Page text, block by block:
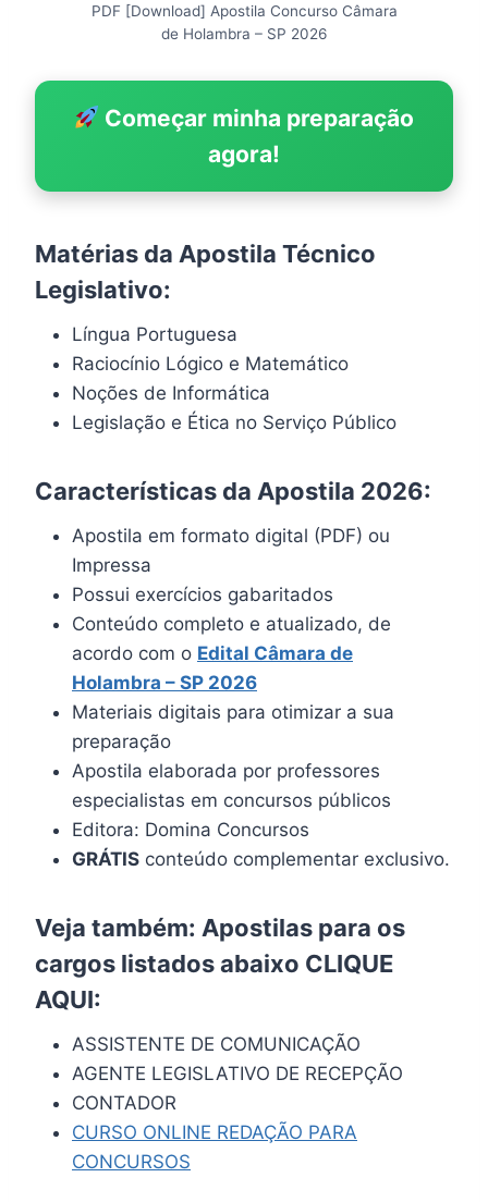
PDF [Download] Apostila Concurso Câmara
de Holambra – SP 2026
Começar minha preparação
agora!
Matérias da Apostila Técnico
Legislativo:
Língua Portuguesa
Raciocínio Lógico e Matemático
Noções de Informática
Legislação e Ética no Serviço Público
Características da Apostila 2026:
Apostila em formato digital (PDF) ou
Impressa
Possui exercícios gabaritados
Conteúdo completo e atualizado, de
acordo com o Edital Câmara de
Holambra – SP 2026
Materiais digitais para otimizar a sua
preparação
Apostila elaborada por professores
especialistas em concursos públicos
Editora: Domina Concursos
GRÁTIS conteúdo complementar exclusivo.
Veja também: Apostilas para os
cargos listados abaixo CLIQUE
AQUI:
ASSISTENTE DE COMUNICAÇÃO
AGENTE LEGISLATIVO DE RECEPÇÃO
CONTADOR
CURSO ONLINE REDAÇÃO PARA
CONCURSOS